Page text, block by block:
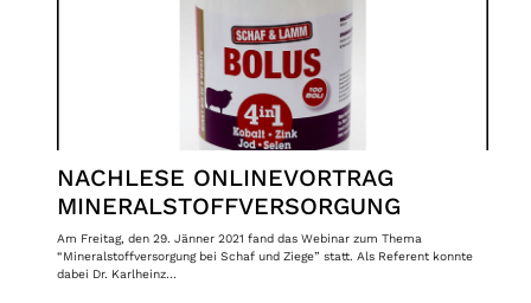
NACHLESE ONLINEVORTRAG
MINERALSTOFFVERSORGUNG
Am Freitag, den 29. Jänner 2021 fand das Webinar zum Thema
“Mineralstoffversorgung bei Schaf und Ziege” statt. Als Referent konnte
dabei Dr. Karlheinz…